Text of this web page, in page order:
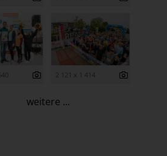
2 121 x 1 414
weitere ...